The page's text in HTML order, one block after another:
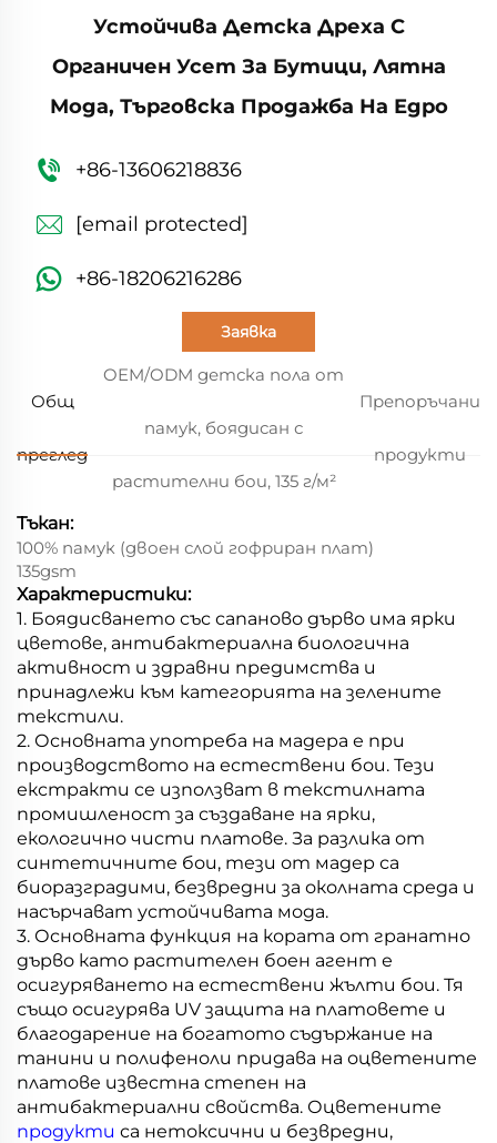
Устойчива Детска Дреха С
Органичен Усет За Бутици, Лятна
Мода, Търговска Продажба На Едро
+86-13606218836
[email protected]
+86-18206216286
Заявка
Общ
преглед
OEM/ODM детска пола от
памук, боядисан с
растителни бои, 135 г/м²
Препоръчани
продукти
Тъкан:
100% памук (двоен слой гофриран плат)
135gsm
Характеристики:
1. Боядисването със сапаново дърво има ярки
цветове, антибактериална биологична
активност и здравни предимства и
принадлежи към категорията на зелените
текстили.
2. Основната употреба на мадера е при
производството на естествени бои. Тези
екстракти се използват в текстилната
промишленост за създаване на ярки,
екологично чисти платове. За разлика от
синтетичните бои, тези от мадер са
биоразградими, безвредни за околната среда и
насърчават устойчивата мода.
3. Основната функция на кората от гранатно
дърво като растителен боен агент е
осигуряването на естествени жълти бои. Тя
също осигурява UV защита на платовете и
благодарение на богатото съдържание на
танини и полифеноли придава на оцветените
платове известна степен на
антибактериални свойства. Оцветените
продукти са нетоксични и безвредни,